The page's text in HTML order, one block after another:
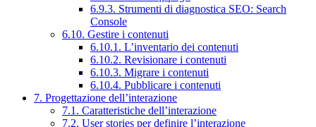
6.9.3. Strumenti di diagnostica SEO: Search
Console
6.10. Gestire i contenuti
6.10.1. L’inventario dei contenuti
6.10.2. Revisionare i contenuti
6.10.3. Migrare i contenuti
6.10.4. Pubblicare i contenuti
7. Progettazione dell’interazione
7.1. Caratteristiche dell’interazione
7.2. User stories per definire l’interazione